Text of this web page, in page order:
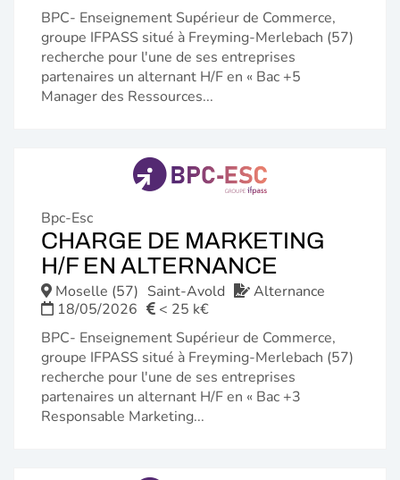
BPC- Enseignement Supérieur de Commerce,
groupe IFPASS situé à Freyming-Merlebach (57)
recherche pour l'une de ses entreprises
partenaires un alternant H/F en « Bac +5
Manager des Ressources...
Bpc-Esc
CHARGE DE MARKETING
H/F EN ALTERNANCE
FENÊTRE)
Moselle (57) Saint-Avold
Alternance
18/05/2026
< 25 k€
BPC- Enseignement Supérieur de Commerce,
groupe IFPASS situé à Freyming-Merlebach (57)
recherche pour l'une de ses entreprises
partenaires un alternant H/F en « Bac +3
Responsable Marketing...